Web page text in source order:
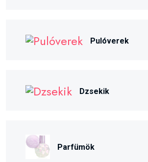
Pulóverek
Dzsekik
Parfümök